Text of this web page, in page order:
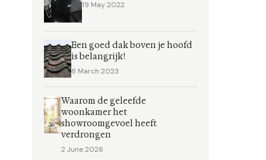
19 May 2022
Een goed dak boven je hoofd
is belangrijk!
8 March 2023
Waarom de geleefde
woonkamer het
showroomgevoel heeft
verdrongen
2 June 2026